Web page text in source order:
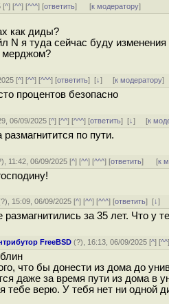
[^] [^^] [^^^] [ответить] [к модератору]
как диды?
N я туда сейчас буду изменения
мерджом?
[^] [^^] [^^^] [ответить][↓] [к модератору]
процентов безопасно
06/09/2025 [^] [^^] [^^^] [ответить][↓] [к
по пути.
), 11:42, 06/09/2025 [^] [^^] [^^^] [ответить] [к
?), 15:09, 06/09/2025 [^] [^^] [^^^] [ответить][↓]
за 35 лет. Что у
FreeBSD (?), 16:13, 06/09/2025 [^] [^^
что бы донести из дома до
даже за время пути из дома в
тебе верю. У тебя нет ни одной